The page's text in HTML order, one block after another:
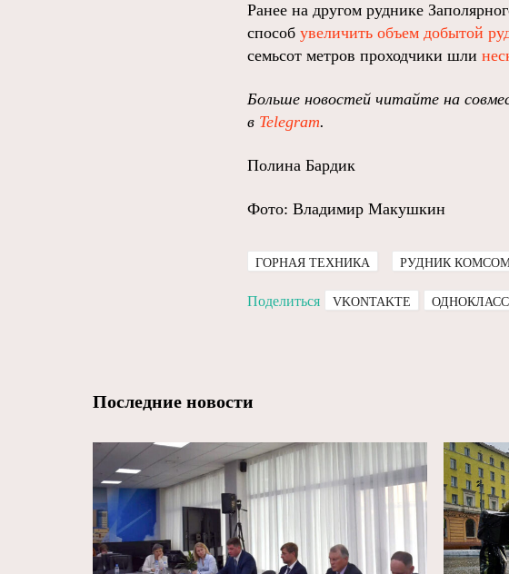
Ранее на другом руднике
способ увеличить объем добытой
семьсот метров проходчики шли
Больше новостей читайте на
в Telegram.
Полина Бардик
Фото: Владимир Макушкин
ГОРНАЯ ТЕХНИКА РУДНИК
Поделиться VKONTAKTE
Последние новости